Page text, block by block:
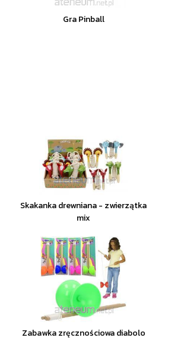
Gra Pinball
Skakanka drewniana - zwierzątka
mix
Zabawka zręcznościowa diabolo